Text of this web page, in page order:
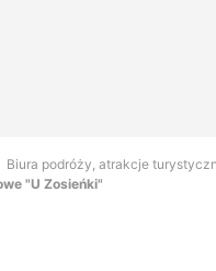
Biura podróży, atrakcje
"U Zosieńki"